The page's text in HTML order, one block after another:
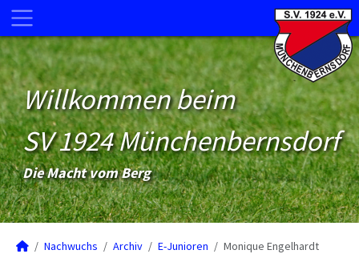
Willkommen beim
SV 1924 Münchenbernsdorf
Die Macht vom Berg
Nachwuchs Archiv E-Junioren Monique Engelhardt